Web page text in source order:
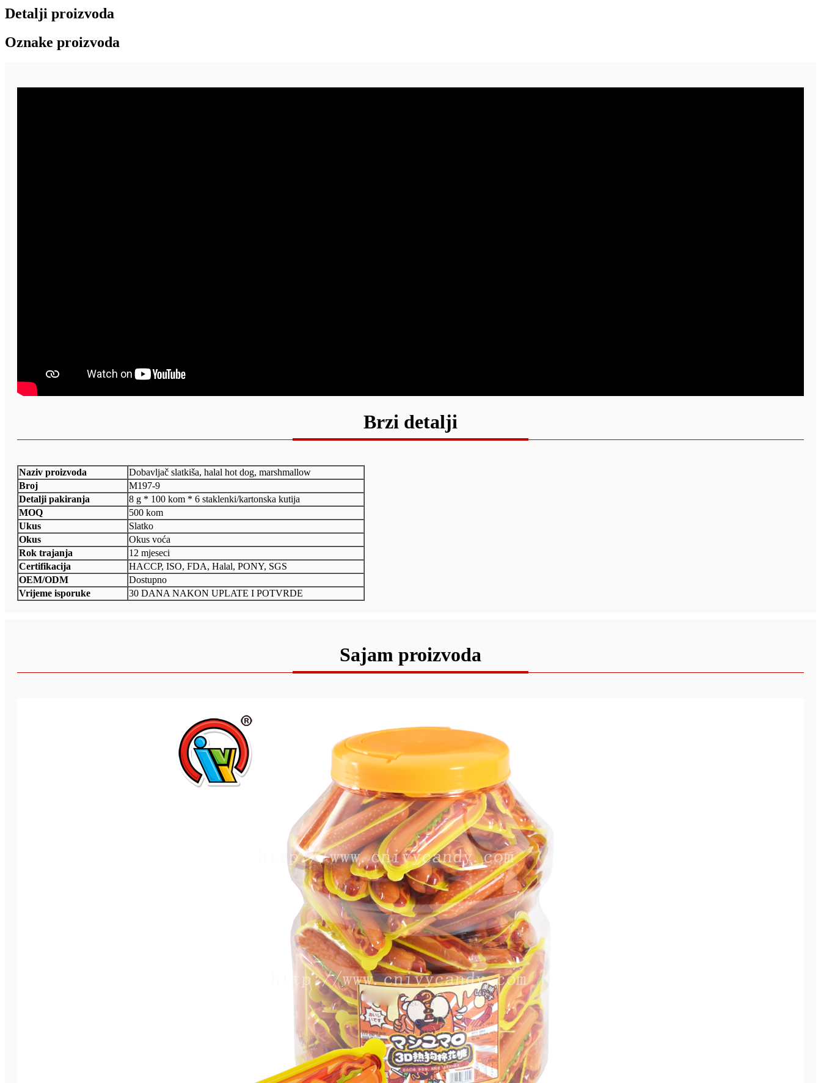
Detalji proizvoda
Oznake proizvoda
Brzi detalji
Naziv proizvoda
Dobavljač slatkiša, halal hot dog, marshmallow
Broj
M197-9
Detalji pakiranja
8 g * 100 kom * 6 staklenki/kartonska kutija
MOQ
500 kom
Ukus
Slatko
Okus
Okus voća
Rok trajanja
12 mjeseci
Certifikacija
HACCP, ISO, FDA, Halal, PONY, SGS
OEM/ODM
Dostupno
Vrijeme isporuke
30 DANA NAKON UPLATE I POTVRDE
Sajam proizvoda